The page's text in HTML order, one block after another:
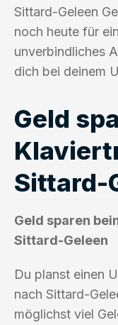
Sittard-Geleen
noch heute für
unverbindliches
dich bei deinem
Geld
Sittard-
Geld sparen
Sittard-Geleen
Du planst einen
nach Sittard-
möglichst viel